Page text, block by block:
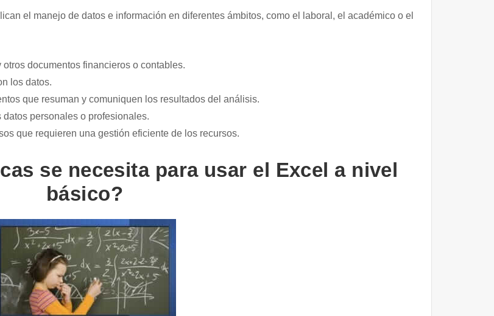
el manejo de datos e información en diferentes ámbitos, como el laboral, el académico o el
documentos financieros o contables.
los datos.
que resuman y comuniquen los resultados del análisis.
personales o profesionales.
que requieren una gestión eficiente de los recursos.
se necesita para usar el Excel a nivel
básico?